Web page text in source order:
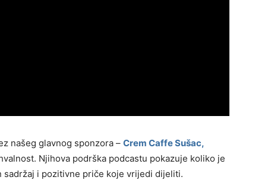
našeg glavnog sponzora – Crem Caffe Sušac,
Njihova podrška podcastu pokazuje koliko je
i pozitivne priče koje vrijedi dijeliti.